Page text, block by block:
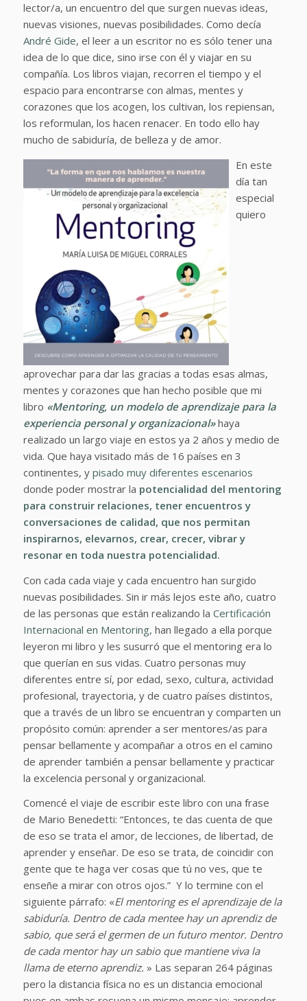
lector/a, un encuentro del que surgen nuevas ideas,
nuevas visiones, nuevas posibilidades. Como decía
André Gide, el leer a un escritor no es sólo tener una
idea de lo que dice, sino irse con él y viajar en su
compañía. Los libros viajan, recorren el tiempo y el
espacio para encontrarse con almas, mentes y
corazones que los acogen, los cultivan, los repiensan,
los reformulan, los hacen renacer. En todo ello hay
mucho de sabiduría, de belleza y de amor.
En este
día tan
especial
quiero
aprovechar para dar las gracias a todas esas almas,
mentes y corazones que han hecho posible que mi
libro «Mentoring, un modelo de aprendizaje para la
experiencia personal y organizacional»haya
realizado un largo viaje en estos ya 2 años y medio de
vida. Que haya visitado más de 16 países en 3
continentes, y pisado muy diferentes escenarios
donde poder mostrar la potencialidad del mentoring
para construir relaciones, tener encuentros y
conversaciones de calidad, que nos permitan
inspirarnos, elevarnos, crear, crecer, vibrar y
resonar en toda nuestra potencialidad.
Con cada cada viaje y cada encuentro han surgido
nuevas posibilidades. Sin ir más lejos este año, cuatro
de las personas que están realizando la Certificación
Internacional en Mentoring, han llegado a ella porque
leyeron mi libro y les susurró que el mentoring era lo
que querían en sus vidas. Cuatro personas muy
diferentes entre sí, por edad, sexo, cultura, actividad
profesional, trayectoria, y de cuatro países distintos,
que a través de un libro se encuentran y comparten un
propósito común: aprender a ser mentores/as para
pensar bellamente y acompañar a otros en el camino
de aprender también a pensar bellamente y practicar
la excelencia personal y organizacional.
Comencé el viaje de escribir este libro con una frase
de Mario Benedetti: “Entonces, te das cuenta de que
de eso se trata el amor, de lecciones, de libertad, de
aprender y enseñar. De eso se trata, de coincidir con
gente que te haga ver cosas que tú no ves, que te
enseñe a mirar con otros ojos.”Y lo termine con el
siguiente párrafo: «El mentoring es el aprendizaje de la
sabiduría. Dentro de cada mentee hay un aprendiz de
sabio, que será el germen de un futuro mentor. Dentro
de cada mentor hay un sabio que mantiene viva la
llama de eterno aprendiz. » Las separan 264 páginas
pero la distancia física no es un distancia emocional